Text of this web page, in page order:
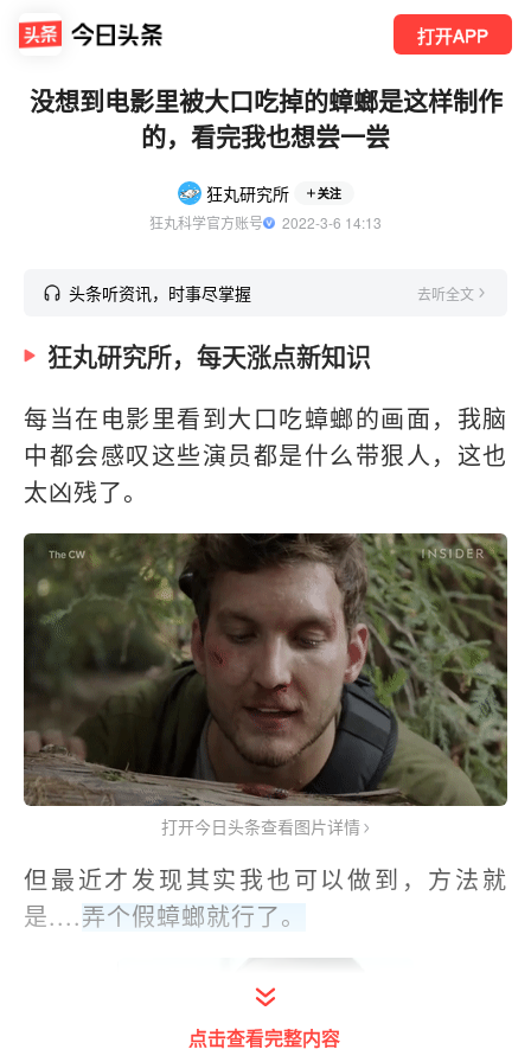
打开APP
没想到电影里被大口吃掉的蟑螂是这样制作
的，看完我也想尝一尝
狂丸研究所 关注
狂丸科学官方账号
  2022-3-6 14:13
头条听资讯，时事尽掌握 去听全文
狂丸研究所，每天涨点新知识
每当在电影里看到大口吃蟑螂的画面，我脑
中都会感叹这些演员都是什么带狠人，这也
太凶残了。
打开今日头条查看图片详情
但最近才发现其实我也可以做到，方法就
是....弄个假蟑螂就行了。
点击查看完整内容